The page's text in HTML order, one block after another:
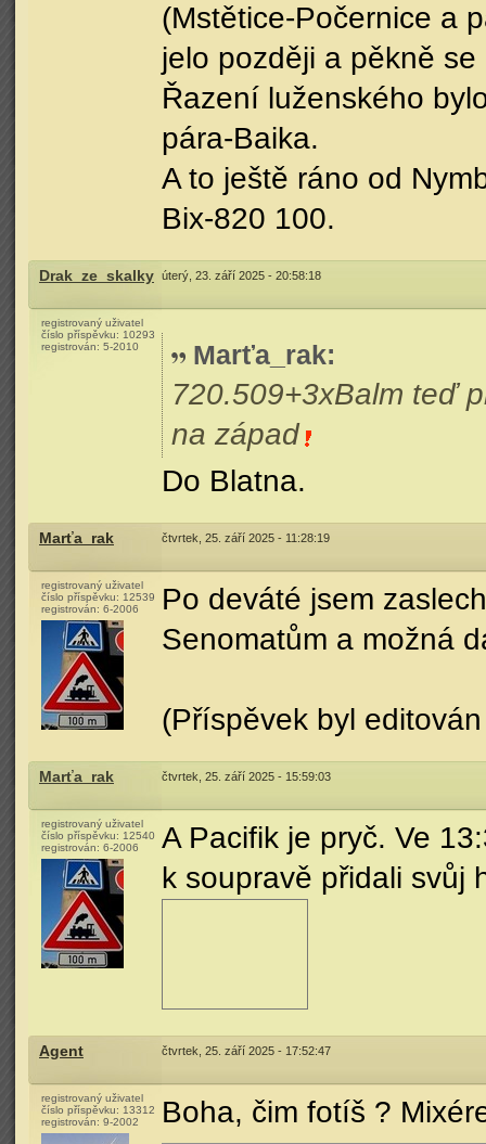
(Mstětice-Počernice a
jelo později a pěkně
Řazení luženského
pára-Baika.
A to ještě ráno od
Bix-820 100.
Drak_ze_skalky úterý, 23. září 2025 - 20:58:18
registrovaný uživatel
číslo příspěvku: 10293
registrován: 5-2010 Marťa_rak:
720.509+3xBalm teď
na západ
Do Blatna.
Marťa_rak čtvrtek, 25. září 2025 - 11:28:19
registrovaný uživatel
číslo příspěvku: 12539
registrován: 6-2006
Po deváté jsem
Senomatům a možná
(Příspěvek byl
Marťa_rak čtvrtek, 25. září 2025 - 15:59:03
registrovaný uživatel
číslo příspěvku: 12540
registrován: 6-2006
A Pacifik je pryč. Ve
k soupravě přidali svůj
Agent čtvrtek, 25. září 2025 - 17:52:47
registrovaný uživatel
číslo příspěvku: 13312
registrován: 9-2002 Boha, čim fotíš ?